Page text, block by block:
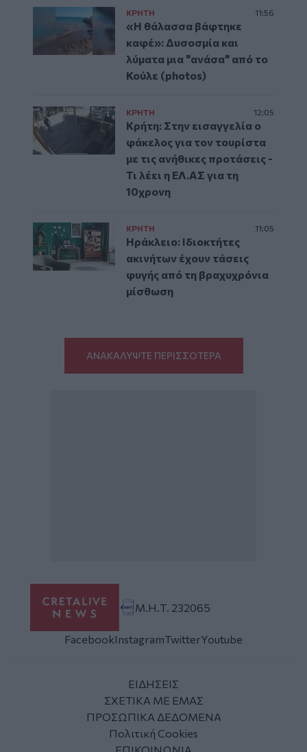
ΚΡΗΤΗ 11:56
«Η θάλασσα βάφτηκε
καφέ»: Δυσοσμία και
λύματα μια "ανάσα" από το
Κούλε (photos)
ΚΡΗΤΗ 12:05
Κρήτη: Στην εισαγγελία ο
φάκελος για τον τουρίστα
με τις ανήθικες προτάσεις -
Τι λέει η ΕΛ.ΑΣ για τη
10χρονη
ΚΡΗΤΗ 11:05
Ηράκλειο: Ιδιοκτήτες
ακινήτων έχουν τάσεις
φυγής από τη βραχυχρόνια
μίσθωση
ΑΝΑΚΑΛΥΨΤΕ ΠΕΡΙΣΣΟΤΕΡΑ
Μ.Η.Τ. 232065
FacebookInstagramTwitterYoutube
ΕΙΔΗΣΕΙΣ
ΣΧΕΤΙΚΑ ΜΕ ΕΜΑΣ
ΠΡΟΣΩΠΙΚΑ ΔΕΔΟΜΕΝΑ
Πολιτική Cookies